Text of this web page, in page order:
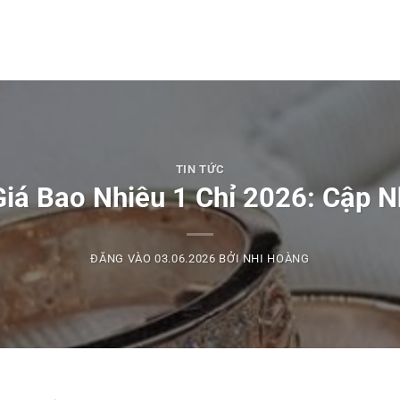
TIN TỨC
Bao Nhiêu 1 Chỉ 2026: Cập
ĐĂNG VÀO03.06.2026 BỞINHI HOÀNG